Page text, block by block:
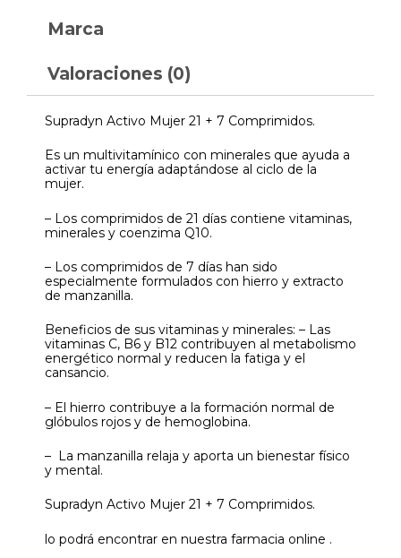
Marca
Valoraciones (0)
Supradyn Activo Mujer 21 + 7 Comprimidos.
Es un multivitamínico con minerales que ayuda a
activar tu energía adaptándose al ciclo de la
mujer.
– Los comprimidos de 21 días contiene vitaminas,
minerales y coenzima Q10.
– Los comprimidos de 7 días han sido
especialmente formulados con hierro y extracto
de manzanilla.
Beneficios de sus vitaminas y minerales: – Las
vitaminas C, B6 y B12 contribuyen al metabolismo
energético normal y reducen la fatiga y el
cansancio.
– El hierro contribuye a la formación normal de
glóbulos rojos y de hemoglobina.
– La manzanilla relaja y aporta un bienestar físico
y mental.
Supradyn Activo Mujer 21 + 7 Comprimidos.
lo podrá encontrar en nuestra farmacia online .